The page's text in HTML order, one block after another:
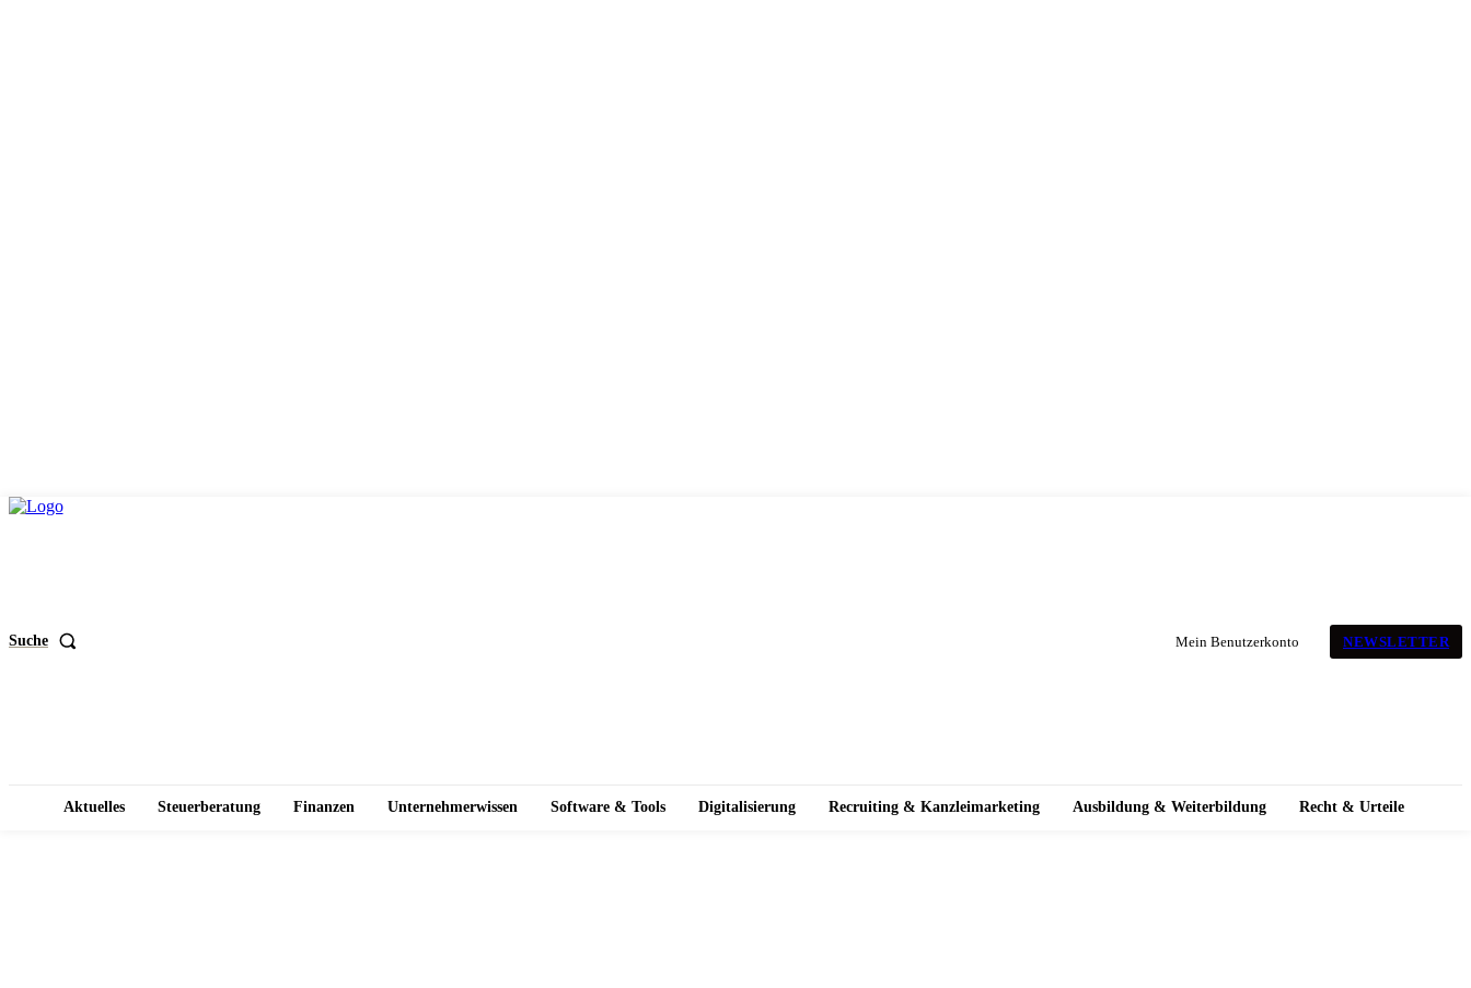
Suche Mein Benutzerkonto NEWSLETTER
Aktuelles Steuerberatung Finanzen Unternehmerwissen Software & Tools Digitalisierung Recruiting & Kanzleimarketing Ausbildung & Weiterbildung Recht & Urteile